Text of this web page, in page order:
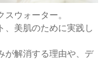
ウォーター。
、美肌のために実践し
が解消する理由や、デ